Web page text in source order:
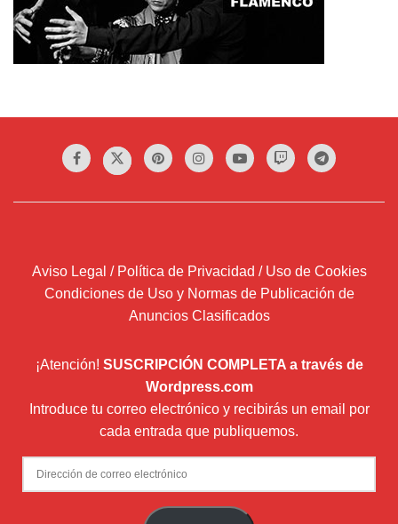
Aviso Legal / Política de Privacidad / Uso de Cookies
Condiciones de Uso y Normas de Publicación de
Anuncios Clasificados
¡Atención! SUSCRIPCIÓN COMPLETA a través de
Wordpress.com
Introduce tu correo electrónico y recibirás un email por
cada entrada que publiquemos.
Dirección
de